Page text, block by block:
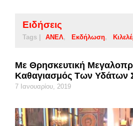
Ειδήσεις
Tags | ΑΝΕΛ Εκδήλωση
Με Θρησκευτική
Καθαγιασμός Των Υδάτων
7 Ιανουαρίου, 2019